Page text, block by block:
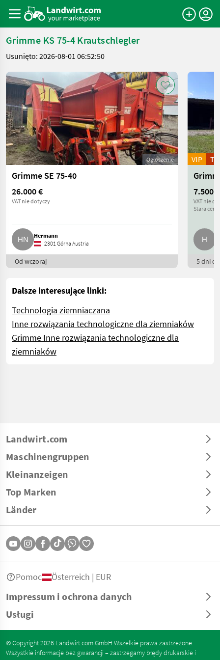
Grimme KS 75-4 Krautschlegler
Usunięto: 2026-08-01 06:52:50
Ogłoszenie
Grimme SE 75-40
26.000 €
VAT nie dotyczy
Hermann
2301 Górna Austria
Od wczoraj
VIP
7.500 €
VAT nie
Stara cena
5 dni
Dalsze interesujące linki:
Technologia ziemniaczana
Inne rozwiązania technologiczne dla ziemniaków
Grimme Inne rozwiązania technologiczne dla
ziemniaków
Landwirt.com
Maschinengruppen
Kleinanzeigen
Top Marken
Länder
Impressum i ochrona danych
Usługi
Pomoc Österreich | EUR
© Copyright 2026 Landwirt.com GmbH Wszelkie prawa zastrzeżone.
Wszystkie informacje bez gwarancji – zastrzegamy błędy drukarskie i